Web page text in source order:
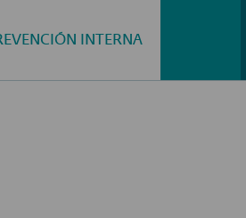
INTERNA